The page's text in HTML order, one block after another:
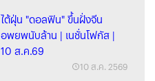
ไต้ฝุ่น "ดอลฟิน" ขึ้นฝั่งจีน
อพยพนับล้าน | เนชั่นโฟกัส |
10 ส.ค.69
10 ส.ค. 2569